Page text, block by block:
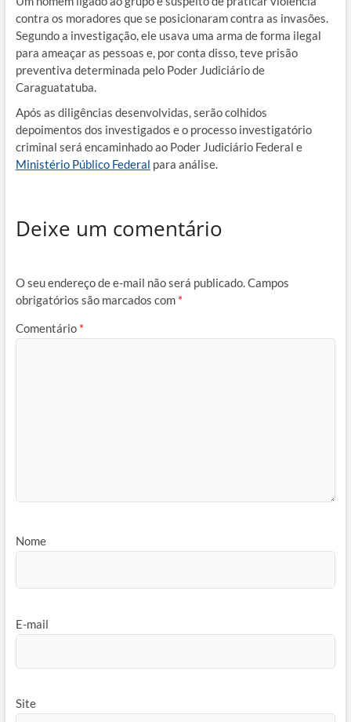
contra os moradores que se posicionaram contra as invasões.
Segundo a investigação, ele usava uma arma de forma ilegal
para ameaçar as pessoas e, por conta disso, teve prisão
preventiva determinada pelo Poder Judiciário de
Caraguatatuba.
Após as diligências desenvolvidas, serão colhidos
depoimentos dos investigados e o processo investigatório
criminal será encaminhado ao Poder Judiciário Federal e
Ministério Público Federal para análise.
Deixe um comentário
O seu endereço de e-mail não será publicado.Campos
obrigatórios são marcados com *
Comentário *
Nome
E-mail
Site